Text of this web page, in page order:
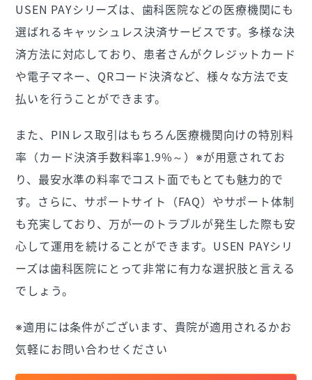
USEN PAYシリーズは、歯科医院などの医療機関にも
選ばれるキャッシュレス決済サービスです。多様な決
済方法に対応しており、患者さんがクレジットカード
や電子マネー、QRコード決済など、様々な方法で支
払いを行うことができます。
また、PINレス取引はもちろん医療機関向けの特別料
率（カード決済手数料率1.9%～）※が用意されてお
り、最安水準の料率でコスト面でもとても魅力的で
す。さらに、サポートサイト（FAQ）やサポート体制
も充実しており、万が一のトラブルが発生した際も安
心して運用を続けることができます。USEN PAYシリ
ーズは歯科医院にとって非常に有力な選択肢と言える
でしょう。
※適用には条件がございます、貴院が適用されるかお
気軽にお問い合わせください